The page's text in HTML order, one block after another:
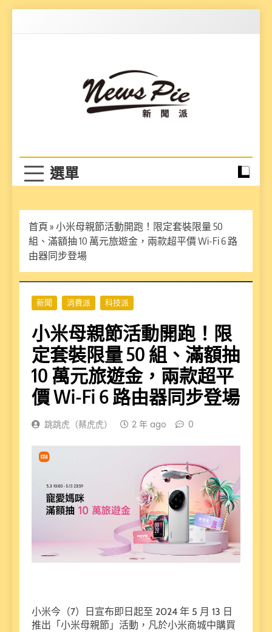
首頁 » 小米母親節活動開跑！限定套裝限量 50
組、滿額抽 10 萬元旅遊金，兩款超平價 Wi-Fi 6 路
由器同步登場
新聞 消費派 科技派
小米母親節活動開跑！限
定套裝限量 50 組、滿額抽
10 萬元旅遊金，兩款超平
價 Wi-Fi 6 路由器同步登場
跳跳虎（蔡虎虎） 2 年 ago 0
小米今（7）日宣布即日起至 2024 年 5 月 13 日
推出「小米母親節」活動，凡於小米商城中購買